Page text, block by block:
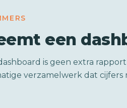
een
is geen extra
verzamelwerk dat cijfers